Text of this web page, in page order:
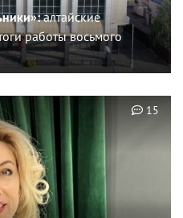
алтайские
работы восьмого
15